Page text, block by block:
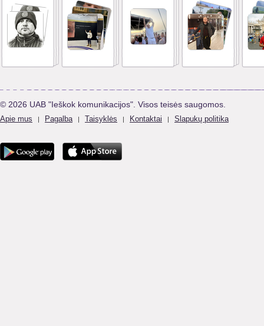
© 2026 UAB "Ieškok komunikacijos". Visos teisės saugomos.
Apie mus | Pagalba | Taisyklės | Kontaktai | Slapukų politika